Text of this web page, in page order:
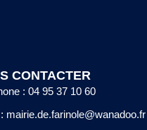
CONTACTER
: 04 95 37 10 60
mairie.de.farinole@wanadoo.fr